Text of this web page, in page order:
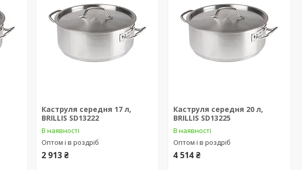
Каструля середня 17 л,
BRILLIS SD13222
В наявності
Оптом і в роздріб
2 913 ₴
Каструля середня 20 л,
BRILLIS SD13225
В наявності
Оптом і в роздріб
4 514 ₴